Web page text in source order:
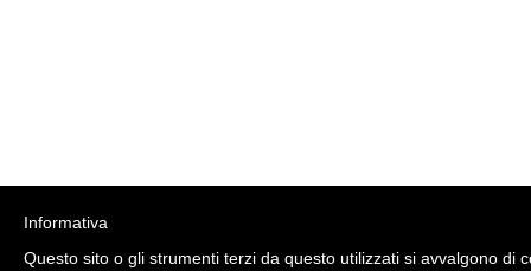
Informativa
Questo sito o gli strumenti terzi da questo utilizzati si avvalgono di